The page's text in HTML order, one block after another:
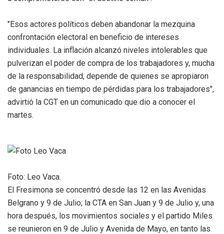
"Esos actores políticos deben abandonar la mezquina
confrontación electoral en beneficio de intereses
individuales. La inflación alcanzó niveles intolerables que
pulverizan el poder de compra de los trabajadores y, mucha
de la responsabilidad, depende de quienes se apropiaron
de ganancias en tiempo de pérdidas para los trabajadores",
advirtió la CGT en un comunicado que dio a conocer el
martes.
Foto: Leo Vaca.
El Fresimona se concentró desde las 12 en las Avenidas
Belgrano y 9 de Julio; la CTA en San Juan y 9 de Julio y, una
hora después, los movimientos sociales y el partido Miles
se reunieron en 9 de Julio y Avenida de Mayo, en tanto las